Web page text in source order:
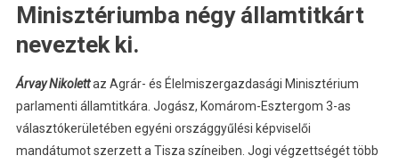
Minisztériumba négy államtitkárt
neveztek ki.
Árvay Nikolettaz Agrár- és Élelmiszergazdasági Minisztérium
parlamenti államtitkára. Jogász, Komárom-Esztergom 3-as
választókerületében egyéni országgyűlési képviselői
mandátumot szerzett a Tisza színeiben. Jogi végzettségét több